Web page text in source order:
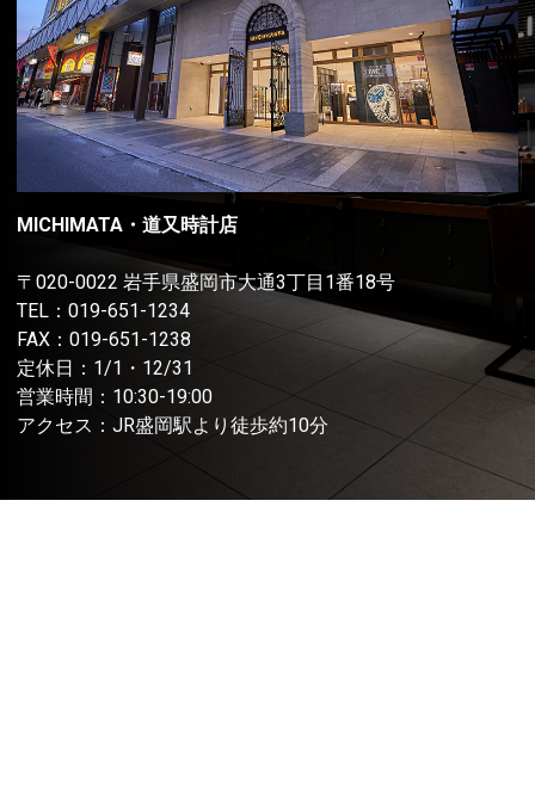
MICHIMATA・道又時計店
〒020-0022 岩手県盛岡市大通3丁目1番18号
TEL： 019-651-1234
FAX：019-651-1238
定休日：1/1・12/31
営業時間：10:30-19:00
アクセス：JR盛岡駅より徒歩約10分